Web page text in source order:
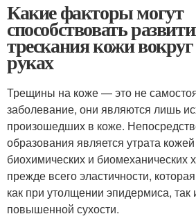
Какие факторы могут
способствовать
трескания кожи
руках
Трещины на коже — это не
заболевание, они являются лишь
произошедших в коже.
образования является утрата
биохимических и биомеханических
прежде всего эластичности,
как при утолщении эпидермиса, так
повышенной сухости.